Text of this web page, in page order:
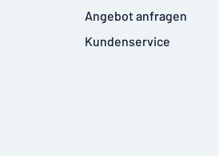
Angebot anfragen
Kundenservice